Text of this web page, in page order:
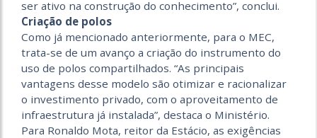
ser ativo na construção do conhecimento”, conclui.
Criação de polos
Como já mencionado anteriormente, para o MEC,
trata-se de um avanço a criação do instrumento do
uso de polos compartilhados. “As principais
vantagens desse modelo são otimizar e racionalizar
o investimento privado, com o aproveitamento de
infraestrutura já instalada”, destaca o Ministério.
Para Ronaldo Mota, reitor da Estácio, as exigências